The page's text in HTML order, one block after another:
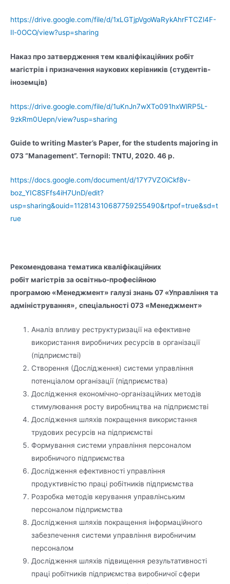
https://drive.google.com/file/d/1xLGTjpVgoWaRykAhrFTCZl4F-
Il-0OCO/view?usp=sharing
Наказ про затвердження тем кваліфікаційних робіт
магістрів і призначення наукових керівників (студентів-
іноземців)
https://drive.google.com/file/d/1uKnJn7wXTo091hxWlRP5L-
9zkRm0Uepn/view?usp=sharing
Guide to writing Master’s Paper, for the students majoring in
073 “Management”. Ternopil: TNTU, 2020. 46 p.
https://docs.google.com/document/d/17Y7VZOiCkf8v-
boz_YIC8SFfs4iH7UnD/edit?
usp=sharing&ouid=112814310687759255490&rtpof=true&sd=t
rue
Рекомендована тематика кваліфікаційних
робітмагістрів за освітньо-професійною
програмою «Менеджмент» галузі знань 07 «Управління та
адміністрування», спеціальності 073 «Менеджмент»
Аналіз впливу реструктуризації на ефективне
використання виробничих ресурсів в організації
(підприємстві)
Створення (Дослідження) системи управління
потенціалом організації (підприємства)
Дослідження економічно-організаційних методів
стимулювання росту виробництва на підприємстві
Дослідження шляхів покращення використання
трудових ресурсів на підприємстві
Формування системи управління персоналом
виробничого підприємства
Дослідження ефективності управління
продуктивністю праці робітників підприємства
Розробка методів керування управлінським
персоналом підприємства
Дослідження шляхів покращення інформаційного
забезпечення системи управління виробничим
персоналом
Дослідження шляхів підвищення результативності
праці робітників підприємства виробничої сфери